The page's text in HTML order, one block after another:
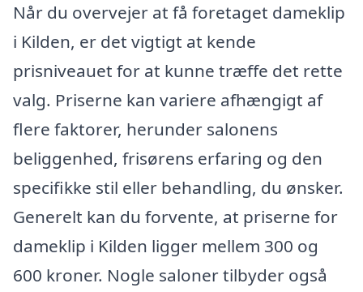
Når du overvejer at få foretaget dameklip
i Kilden, er det vigtigt at kende
prisniveauet for at kunne træffe det rette
valg. Priserne kan variere afhængigt af
flere faktorer, herunder salonens
beliggenhed, frisørens erfaring og den
specifikke stil eller behandling, du ønsker.
Generelt kan du forvente, at priserne for
dameklip i Kilden ligger mellem 300 og
600 kroner. Nogle saloner tilbyder også